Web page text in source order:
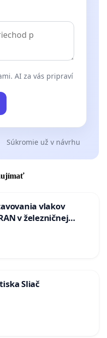
AI za vás pripraví
Súkromie už v návrhu
vlakov
v železničnej
Sliač